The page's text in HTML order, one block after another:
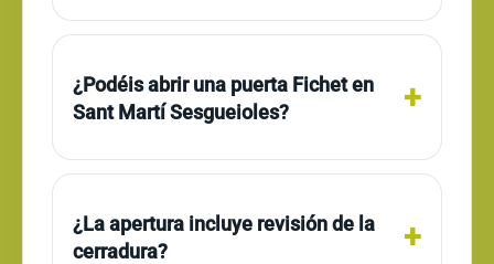
¿Podéis abrir una puerta Fichet en
Sant Martí Sesgueioles?
¿La apertura incluye revisión de la
cerradura?